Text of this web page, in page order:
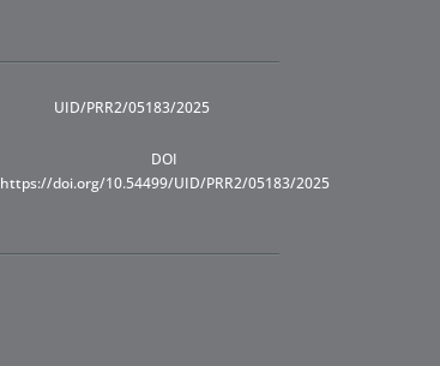
UID/PRR2/05183/2025
DOI
https://doi.org/10.54499/UID/PRR2/05183/2025